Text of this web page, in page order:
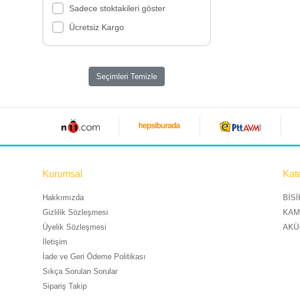
Sadece stoktakileri göster
Ücretsiz Kargo
Seçimleri Temizle
Kurumsal
Hakkımızda
Gizlilik Sözleşmesi
Üyelik Sözleşmesi
İletişim
İade ve Geri Ödeme Politikası
Sıkça Sorulan Sorular
Sipariş Takip